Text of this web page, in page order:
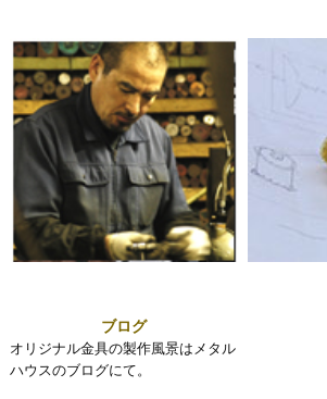
ブログ
オリジナル金具の製作風景はメタル
ハウスのブログにて。